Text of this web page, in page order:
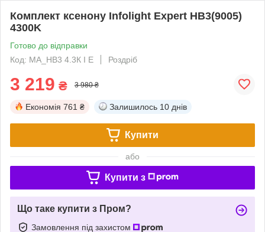
Комплект ксенону Infolight Expert HB3(9005)
4300K
Готово до відправки
Код: MA_НВ3 4.3К I E
Роздріб
3 219 ₴ 3 980 ₴
Економія 761 ₴ Залишилось 10 днів
Купити
або
Купити з
Що таке купити з Пром?
Замовлення під захистом